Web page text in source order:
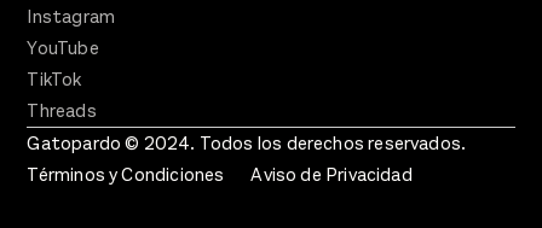
Instagram
YouTube
TikTok
Threads
Gatopardo © 2024. Todos los derechos reservados.
Términos y Condiciones
Aviso de Privacidad